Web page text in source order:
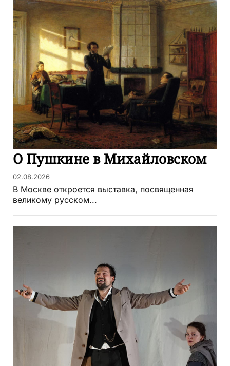
О Пушкине в Михайловском
02.08.2026
В Москве откроется выставка, посвященная
великому русском...